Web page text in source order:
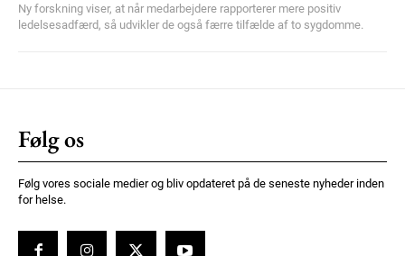
100DKK
Etiam est nibh, lobortis sit
Ny forskning viser, at når medarbejdere rapporterer mere positiv
ledelsesadfærd, så udvikler de også færre tilfælde af to sygdomme.
Følg os
Følg vores sociale medier og bliv opdateret på de seneste nyheder inden
for helse.